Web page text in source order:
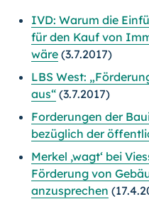
IVD: Warum die
für den Kauf von
wäre (3.7.2017)
LBS West:
aus“ (3.7.2017)
Forderungen der
bezüglich der
Merkel ,wagt‘ bei
Förderung von
anzusprechen